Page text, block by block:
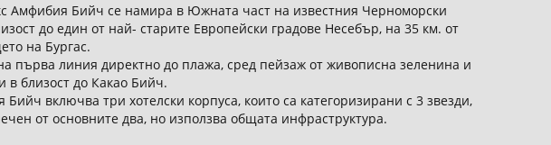
Амфибия Бийч се намира в Южната част на известния Черноморски
до един от най- старите Европейски градове Несебър, на 35 км. от
на Бургас.
първа линия директно до плажа, сред пейзаж от живописна зеленина и
близост до Какао Бийч.
включва три хотелски корпуса, които са категоризирани с 3 звезди,
от основните два, но използва общата инфраструктура.